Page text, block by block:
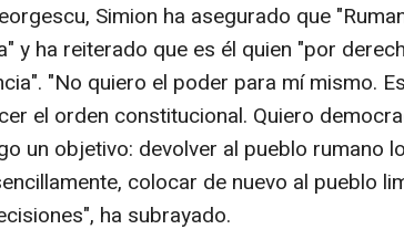
Simion ha asegurado que
y ha reiterado que es él quien "por
"No quiero el poder para mí mismo.
el orden constitucional. Quiero
un objetivo: devolver al pueblo rumano
colocar de nuevo al pueblo
ha subrayado.